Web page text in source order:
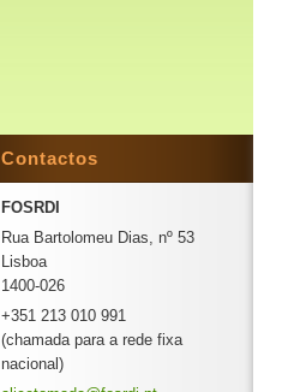
Contactos
FOSRDI
Rua Bartolomeu Dias, nº 53
Lisboa
1400-026
+351 213 010 991
(chamada para a rede fixa
nacional)